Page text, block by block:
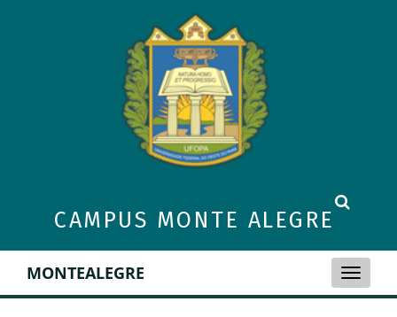
CAMPUS MONTE ALEGRE
Toggle
MONTEALEGRE